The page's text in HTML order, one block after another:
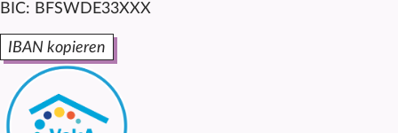
BIC: BFSWDE33XXX
IBAN kopieren